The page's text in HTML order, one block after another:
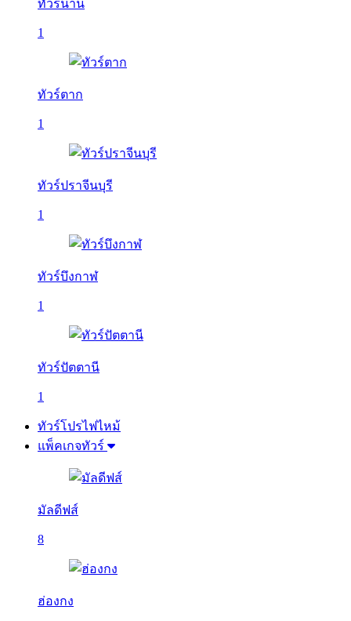
ทัวร์น่าน
1
ทัวร์ตาก
1
ทัวร์ปราจีนบุรี
1
ทัวร์บึงกาฬ
1
ทัวร์ปัตตานี
1
ทัวร์โปรไฟไหม้
แพ็คเกจทัวร์
มัลดีฟส์
8
ฮ่องกง